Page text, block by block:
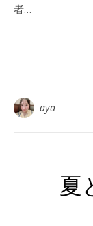
者…
aya
夏